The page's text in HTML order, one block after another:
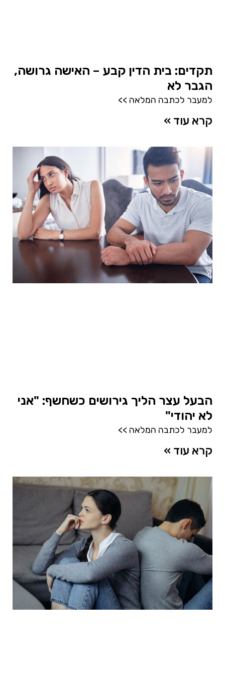
תקדים: בית הדין קבע – האישה גרושה,
הגבר לא
למעבר לכתבה המלאה >>
קרא עוד »
הבעל עצר הליך גירושים כשחשף: "אני
לא יהודי"
למעבר לכתבה המלאה >>
קרא עוד »